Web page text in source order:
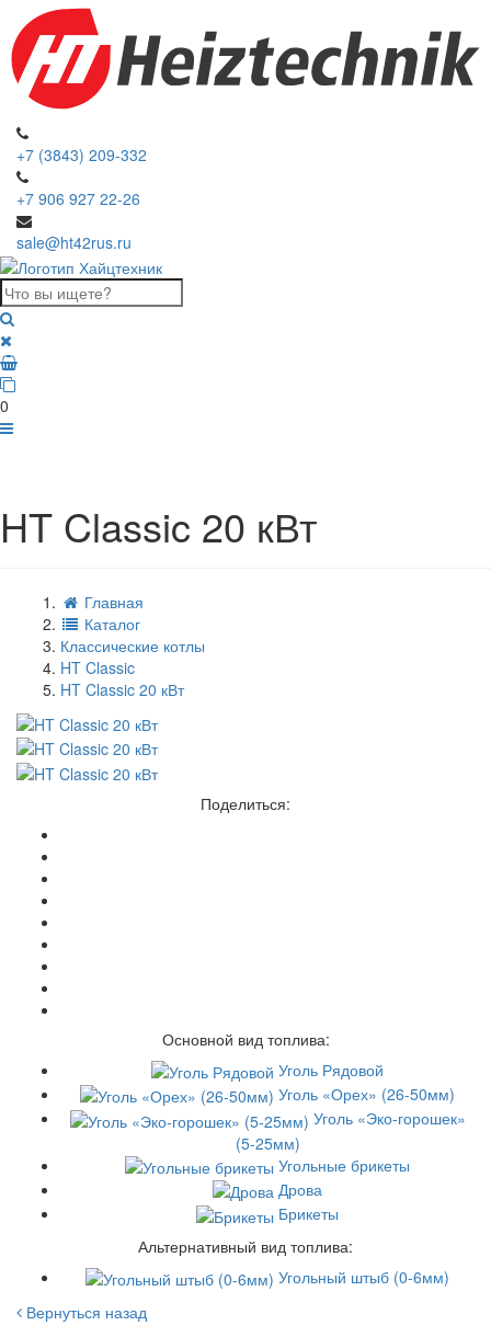
+7 (3843) 209-332
+7 906 927 22-26
sale@ht42rus.ru
0
HT Classic 20 кВт
Главная
Каталог
Классические котлы
HT Classic
HT Classic 20 кВт
Поделиться:
Основной вид топлива:
Уголь Рядовой
Уголь «Орех» (26-50мм)
Уголь «Эко-горошек»
(5-25мм)
Угольные брикеты
Дрова
Брикеты
Альтернативный вид топлива:
Угольный штыб (0-6мм)
Вернуться назад